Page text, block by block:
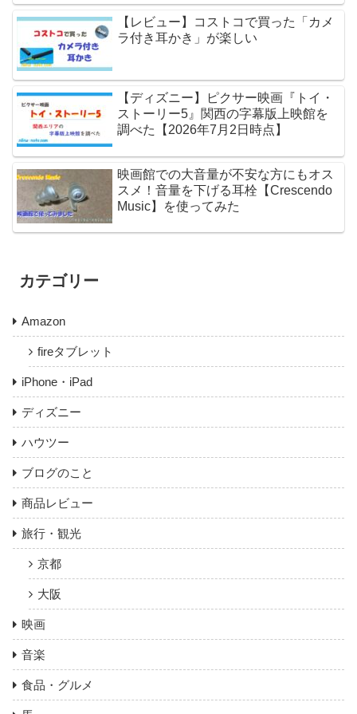
【レビュー】コストコで買った「カメ
ラ付き耳かき」が楽しい
【ディズニー】ピクサー映画『トイ・
ストーリー5』関西の字幕版上映館を
調べた【2026年7月2日時点】
映画館での大音量が不安な方にもオス
スメ！音量を下げる耳栓【Crescendo
Music】を使ってみた
カテゴリー
Amazon
fireタブレット
iPhone・iPad
ディズニー
ハウツー
ブログのこと
商品レビュー
旅行・観光
京都
大阪
映画
音楽
食品・グルメ